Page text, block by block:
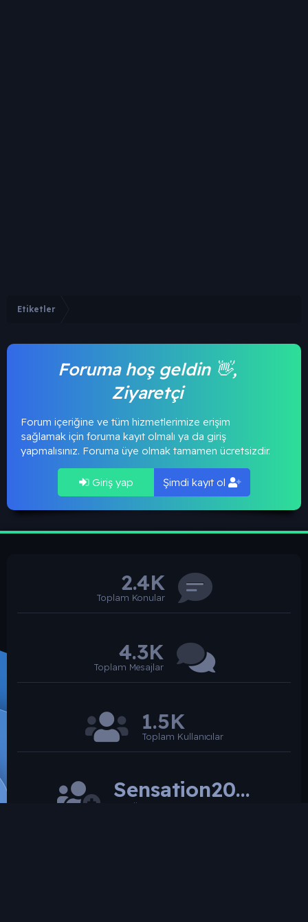
Etiketler
Foruma hoş geldin 👋,
Ziyaretçi
Forum içeriğine ve tüm hizmetlerimize erişim
sağlamak için foruma kayıt olmalı ya da giriş
yapmalısınız. Foruma üye olmak tamamen ücretsizdir.
Giriş yap Şimdi kayıt ol
2.4K
Toplam Konular
4.3K
Toplam Mesajlar
1.5K
Toplam Kullanıcılar
Sensation2026
Son üye